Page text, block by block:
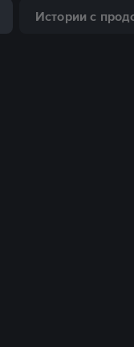
Истории с